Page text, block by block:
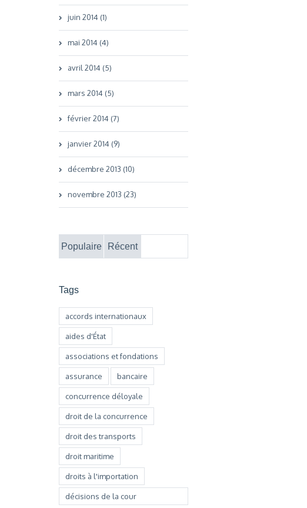
juin 2014 (1)
mai 2014 (4)
avril 2014 (5)
mars 2014 (5)
février 2014 (7)
janvier 2014 (9)
décembre 2013 (10)
novembre 2013 (23)
Populaire Récent
Tags
accords internationaux
aides d'État
associations et fondations
assurance bancaire
concurrence déloyale
droit de la concurrence
droit des transports
droit maritime
droits à l'importation
décisions de la cour